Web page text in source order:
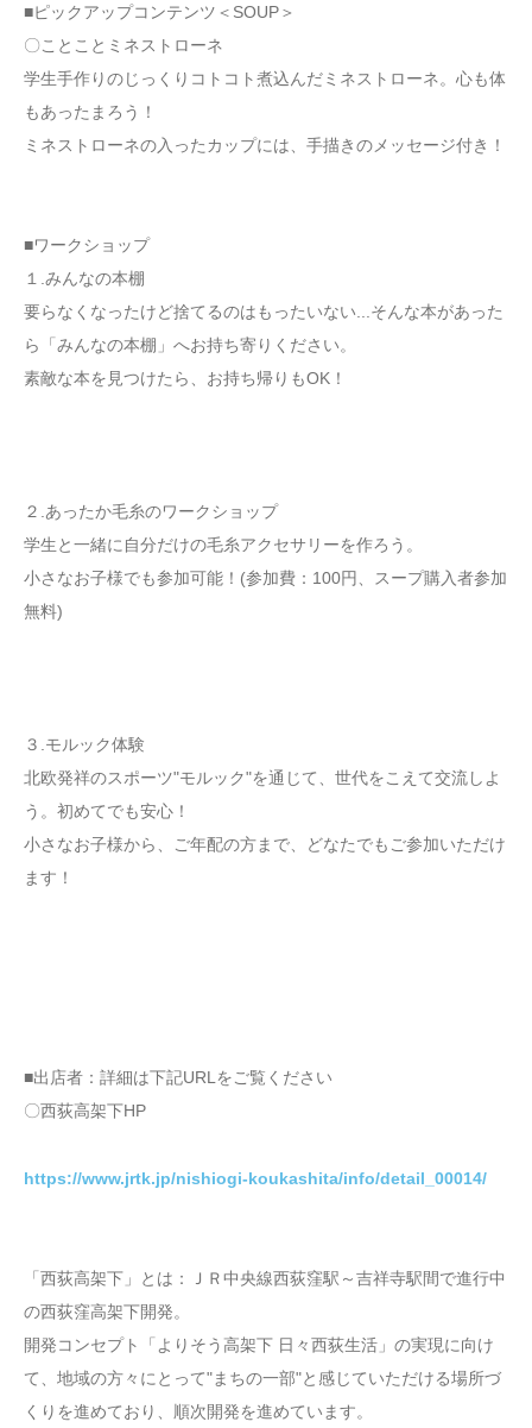
■ピックアップコンテンツ＜SOUP＞
〇ことことミネストローネ
学生手作りのじっくりコトコト煮込んだミネストローネ。心も体
もあったまろう！
ミネストローネの入ったカップには、手描きのメッセージ付き！
■ワークショップ
１.みんなの本棚
要らなくなったけど捨てるのはもったいない...そんな本があった
ら「みんなの本棚」へお持ち寄りください。
素敵な本を見つけたら、お持ち帰りもOK！
２.あったか毛糸のワークショップ
学生と一緒に自分だけの毛糸アクセサリーを作ろう。
小さなお子様でも参加可能！(参加費：100円、スープ購入者参加
無料)
３.モルック体験
北欧発祥のスポーツ"モルック"を通じて、世代をこえて交流しよ
う。初めてでも安心！
小さなお子様から、ご年配の方まで、どなたでもご参加いただけ
ます！
■出店者：詳細は下記URLをご覧ください
〇西荻高架下HP
https://www.jrtk.jp/nishiogi-koukashita/info/detail_00014/
「西荻高架下」とは：ＪＲ中央線西荻窪駅～吉祥寺駅間で進行中
の西荻窪高架下開発。
開発コンセプト「よりそう高架下 日々西荻生活」の実現に向け
て、地域の方々にとって"まちの一部"と感じていただける場所づ
くりを進めており、順次開発を進めています。